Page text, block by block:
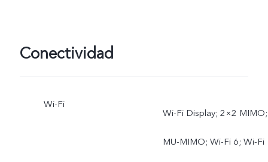
Conectividad
Wi-Fi
Wi-Fi Display; 2×2 MIMO;
MU-MIMO; Wi-Fi 6; Wi-Fi